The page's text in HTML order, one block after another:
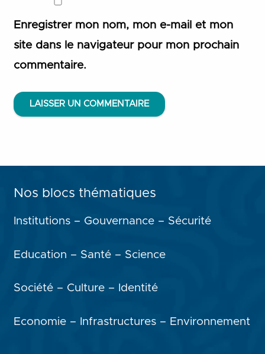
Enregistrer mon nom, mon e-mail et mon
site dans le navigateur pour mon prochain
commentaire.
LAISSER UN COMMENTAIRE
Nos blocs thématiques
Institutions – Gouvernance – Sécurité
Education – Santé – Science
Société – Culture – Identité
Economie – Infrastructures – Environnement